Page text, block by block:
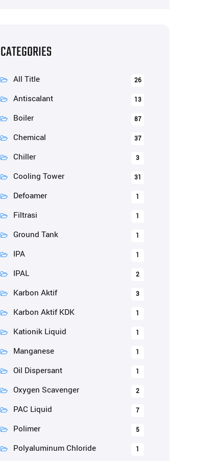
CATEGORIES
All Title 26
Antiscalant 13
Boiler 87
Chemical 37
Chiller 3
Cooling Tower 31
Defoamer 1
Filtrasi 1
Ground Tank 1
IPA 1
IPAL 2
Karbon Aktif 3
Karbon Aktif KDK 1
Kationik Liquid 1
Manganese 1
Oil Dispersant 1
Oxygen Scavenger 2
PAC Liquid 7
Polimer 5
Polyaluminum Chloride 1